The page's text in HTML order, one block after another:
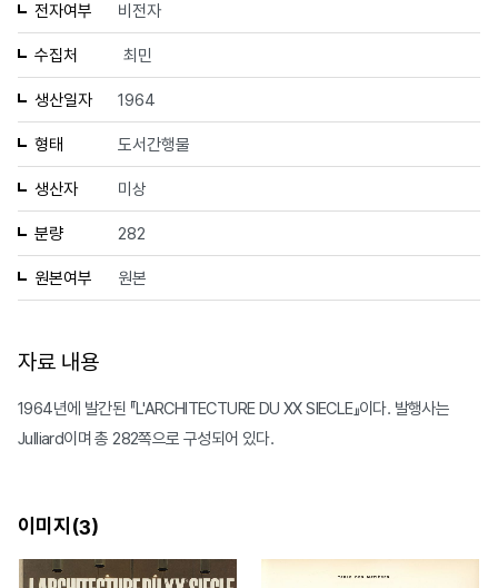
전자여부 비전자
수집처 최민
생산일자 1964
형태 도서간행물
생산자 미상
분량 282
원본여부 원본
자료 내용
1964년에 발간된 『L'ARCHITECTURE DU XX SIECLE』이다. 발행사는
Julliard이며 총 282쪽으로 구성되어 있다.
이미지(3)